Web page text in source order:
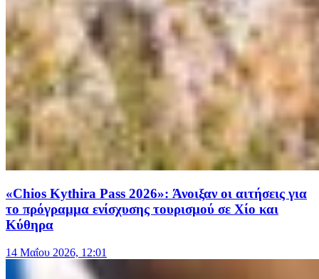
«Chios Kythira Pass 2026»: Άνοιξαν οι αιτήσεις για
το πρόγραμμα ενίσχυσης τουρισμού σε Χίο και
Κύθηρα
14 Μαΐου 2026, 12:01